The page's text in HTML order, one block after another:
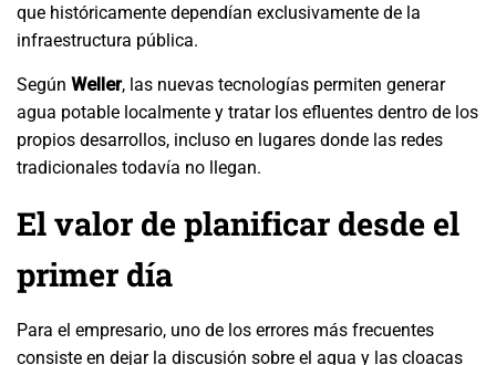
que históricamente dependían exclusivamente de la
infraestructura pública.
Según Weller, las nuevas tecnologías permiten generar
agua potable localmente y tratar los efluentes dentro de los
propios desarrollos, incluso en lugares donde las redes
tradicionales todavía no llegan.
El valor de planificar desde el
primer día
Para el empresario, uno de los errores más frecuentes
consiste en dejar la discusión sobre el agua y las cloacas